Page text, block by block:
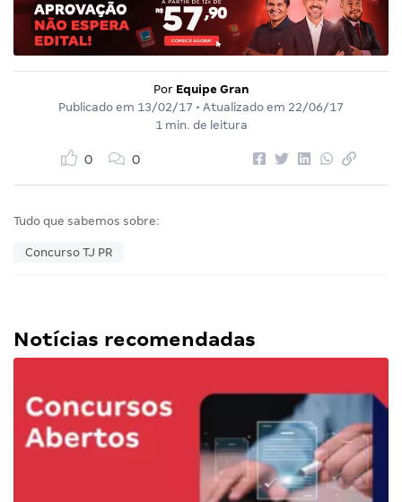
Por Equipe Gran
Publicado em 13/02/17 • Atualizado em 22/06/17
1 min. de leitura
0 0
Tudo que sabemos sobre:
Concurso TJ PR
Notícias recomendadas